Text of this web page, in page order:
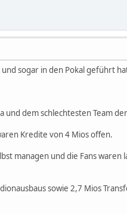
sogar in den Pokal geführt
dem schlechtesten Team
Kredite von 4 Mios offen.
managen und die Fans waren
sowie 2,7 Mios